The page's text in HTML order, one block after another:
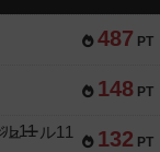
487 PT
148 PT
132 PT
ール11